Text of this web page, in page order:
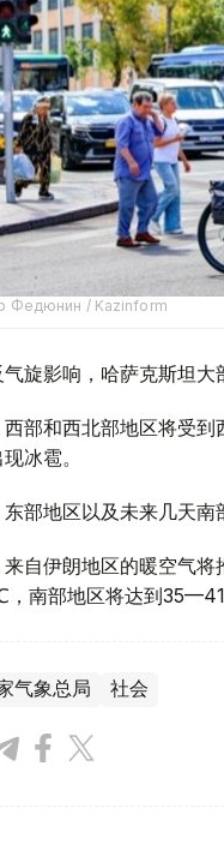
Федюнин / Kazinform
旋影响，哈萨克斯坦大
部和西北部地区将受到
冰雹。
部地区以及未来几天南
自伊朗地区的暖空气
南部地区将达到
气象总局 社会